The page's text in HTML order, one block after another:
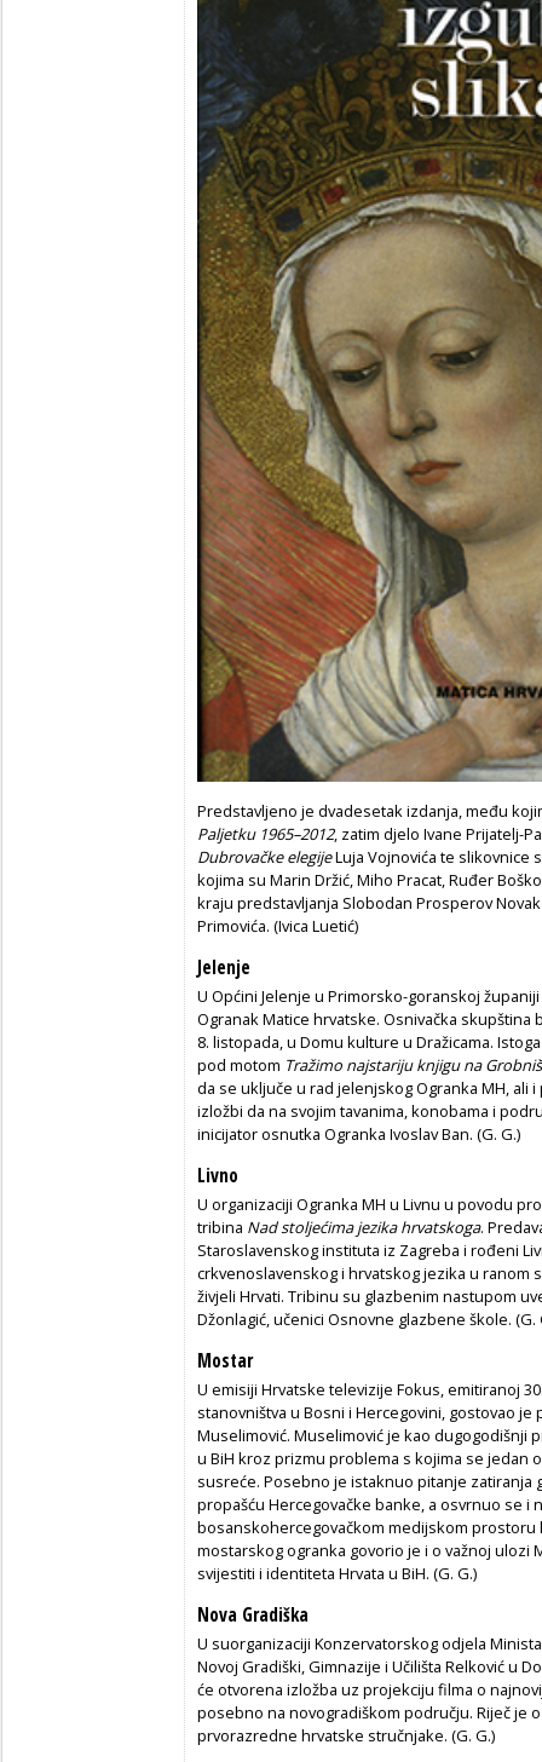
Predstavljeno je dvadesetak izdanja, među
Paljetku 1965–2012, zatim djelo Ivane Prijatelj-
Dubrovačke elegijeLuja Vojnovića te slikovnice
kojima su Marin Držić, Miho Pracat, Ruđer
kraju predstavljanja Slobodan Prosperov
Primovića. (Ivica Luetić)
Jelenje
U Općini Jelenje u Primorsko-goranskoj
Ogranak Matice hrvatske. Osnivačka
8. listopada, u Domu kulture u Dražicama.
pod motom Tražimo najstariju knjigu na
da se uključe u rad jelenjskog Ogranka MH, ali
izložbi da na svojim tavanima, konobama i
inicijator osnutka Ogranka Ivoslav Ban. (G. G.)
Livno
U organizaciji Ogranka MH u Livnu u povodu
tribina Nad stoljećima jezika hrvatskoga.
Staroslavenskog instituta iz Zagreba i rođeni
crkvenoslavenskog i hrvatskog jezika u ranom
živjeli Hrvati. Tribinu su glazbenim nastupom
Džonlagić, učenici Osnovne glazbene škole. (G.
Mostar
U emisiji Hrvatske televizije Fokus, emitiranoj
stanovništva u Bosni i Hercegovini, gostovao
Muselimović. Muselimović je kao dugogodišnji
u BiH kroz prizmu problema s kojima se jedan
susreće. Posebno je istaknuo pitanje zatiranja
propašću Hercegovačke banke, a osvrnuo se i
bosanskohercegovačkom medijskom
mostarskog ogranka govorio je i o važnoj ulozi
svijestiti i identiteta Hrvata u BiH. (G. G.)
Nova Gradiška
U suorganizaciji Konzervatorskog odjela
Novoj Gradiški, Gimnazije i Učilišta Relković u
će otvorena izložba uz projekciju filma o
posebno na novogradiškom području. Riječ je
prvorazredne hrvatske stručnjake. (G. G.)